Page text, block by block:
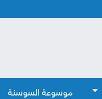
موسوعة السوسنة